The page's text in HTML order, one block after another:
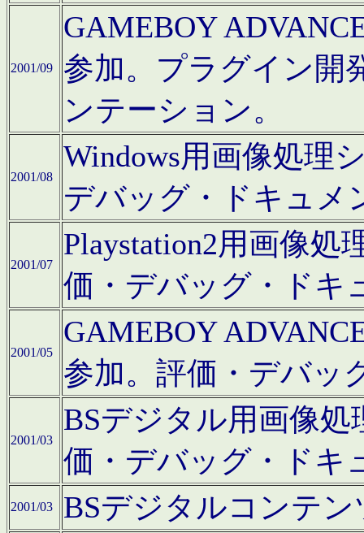
2001/09
GAMEBOY
参加。プラグイン開
ンテーション。
2001/08
Windows用画像処理
デバッグ・ドキュメ
2001/07
Playstation2用画像
価・デバッグ・ドキ
2001/05
GAMEBOY
参加。評価・デバッ
2001/03
BSデジタル用画像
価・デバッグ・ドキ
2001/03 BSデジタルコンテ